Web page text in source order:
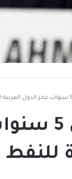
تريليون
للنفط